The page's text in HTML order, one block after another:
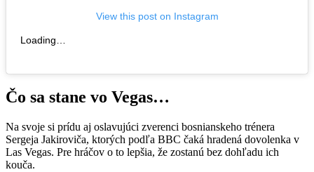
View this post on Instagram
Loading…
Čo sa stane vo Vegas…
Na svoje si prídu aj oslavujúci zverenci bosnianskeho trénera
Sergeja Jakiroviča, ktorých podľa BBC čaká hradená dovolenka v
Las Vegas. Pre hráčov o to lepšia, že zostanú bez dohľadu ich
kouča.